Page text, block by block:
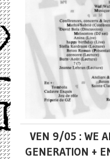
VEN 9/05 : WE
GENERATION +